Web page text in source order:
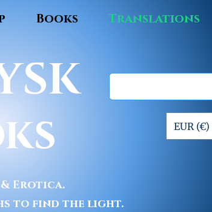
Books Translations
& Erotica.
to find the light.
EUR (€)